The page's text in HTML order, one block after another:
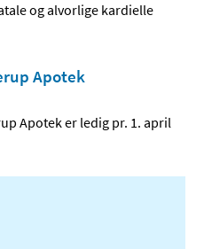
og alvorlige kardielle
Apotek
Apotek er ledig pr. 1. april